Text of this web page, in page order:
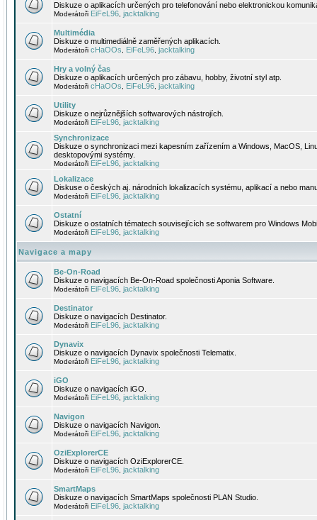
Diskuze o aplikacích určených pro telefonování nebo elektronickou
Moderátoři EiFeL96 jacktalking
Multimédia
Diskuze o multimediálně zaměřených aplikacích.
Moderátoři cHaOOs EiFeL96 jacktalking
Hry a volný čas
Diskuze o aplikacích určených pro zábavu, hobby, životní styl atp.
Moderátoři cHaOOs EiFeL96 jacktalking
Utility
Diskuze o nejrůznějších softwarových nástrojích.
Moderátoři EiFeL96 jacktalking
Synchronizace
Diskuze o synchronizaci mezi kapesním zařízením a Windows, MacOS,
desktopovými systémy.
Moderátoři EiFeL96 jacktalking
Lokalizace
Diskuse o českých aj. národních lokalizacích systému, aplikací a nebo
Moderátoři EiFeL96 jacktalking
Ostatní
Diskuze o ostatních tématech souvisejících se softwarem pro Windows
Moderátoři EiFeL96 jacktalking
Navigace a mapy
Be-On-Road
Diskuze o navigacích Be-On-Road společnosti Aponia Software.
Moderátoři EiFeL96 jacktalking
Destinator
Diskuze o navigacích Destinator.
Moderátoři EiFeL96 jacktalking
Dynavix
Diskuze o navigacích Dynavix společnosti Telematix.
Moderátoři EiFeL96 jacktalking
iGO
Diskuze o navigacích iGO.
Moderátoři EiFeL96 jacktalking
Navigon
Diskuze o navigacích Navigon.
Moderátoři EiFeL96 jacktalking
OziExplorerCE
Diskuze o navigacích OziExplorerCE.
Moderátoři EiFeL96 jacktalking
SmartMaps
Diskuze o navigacích SmartMaps společnosti PLAN Studio.
Moderátoři EiFeL96 jacktalking